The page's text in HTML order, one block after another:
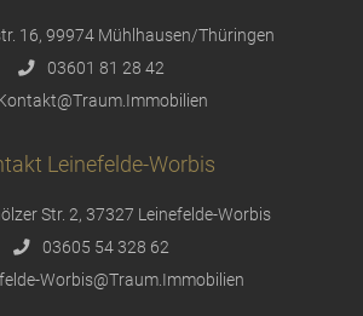
16, 99974 Mühlhausen/Thüringen
03601 81 28 42
Leinefelde-Worbis
Str. 2, 37327 Leinefelde-Worbis
03605 54 328 62
Worbis@Traum.Immobilien